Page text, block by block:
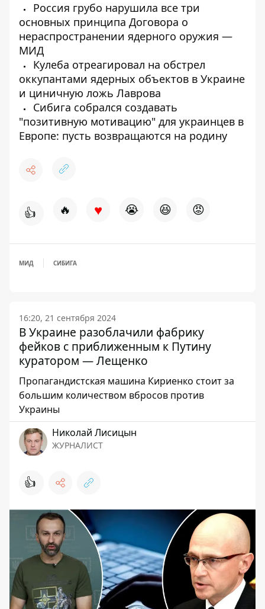
Россия грубо нарушила все три
основных принципа Договора о
нераспространении ядерного оружия —
МИД
Кулеба отреагировал на обстрел
оккупантами ядерных объектов в Украине
и циничную ложь Лаврова
Сибига собрался создавать
"позитивную мотивацию" для украинцев в
Европе: пусть возвращаются на родину
👍 🔥 ♥ 😭 😆 😡
МИД СИБИГА
16:20, 21 сентября 2024
В Украине разоблачили фабрику
фейков с приближенным к Путину
куратором — Лещенко
Пропагандистская машина Кириенко стоит за
большим количеством вбросов против
Украины
Николай Лисицын
ЖУРНАЛИСТ
👍